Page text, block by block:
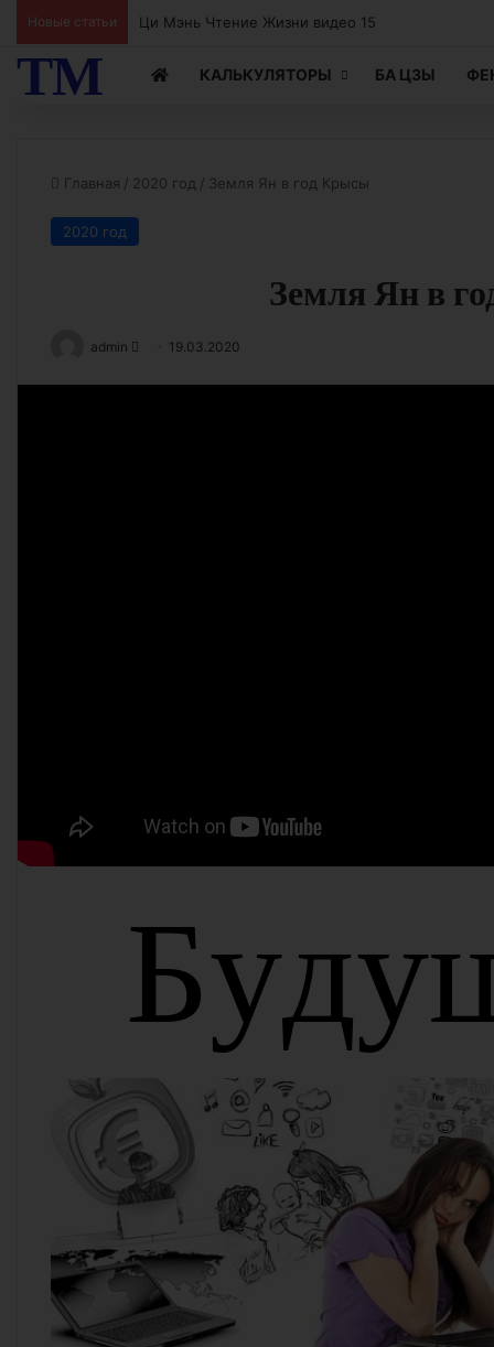
Новые статьи Ци Мэнь Чтение Жизни видео 15
ТМ КАЛЬКУЛЯТОРЫ БА ЦЗЫ
Главная / 2020 год / Земля Ян в год Крысы
2020 год
Земля Ян в
admin 19.03.2020
Буду